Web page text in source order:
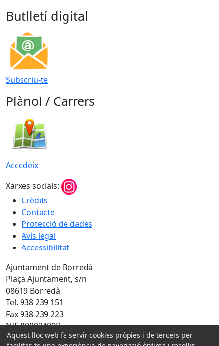
Butlletí digital
Subscriu-te
Plànol / Carrers
Accedeix
Xarxes socials:
Crèdits
Contacte
Protecció de dades
Avís legal
Accessibilitat
Ajuntament de Borredà
Plaça Ajuntament, s/n
08619 Borredà
Tel. 938 239 151
Fax 938 239 223
NIF P0802400B
Aquest lloc web fa servir cookies pròpies i de tercers per